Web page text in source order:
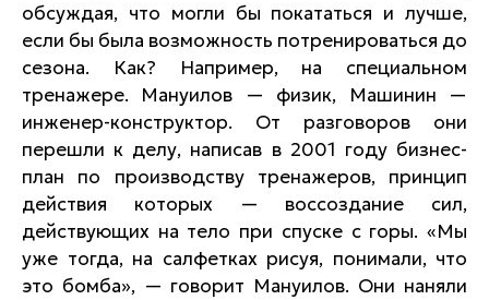
обсуждая, что могли бы покататься и лучше,
если бы была возможность потренироваться до
сезона. Как? Например, на специальном
тренажере. Мануилов — физик, Машинин —
инженер-конструктор. От разговоров они
перешли к делу, написав в 2001 году бизнес-
план по производству тренажеров, принцип
действия которых — воссоздание сил,
действующих на тело при спуске с горы. «Мы
уже тогда, на салфетках рисуя, понимали, что
это бомба», — говорит Мануилов. Они наняли